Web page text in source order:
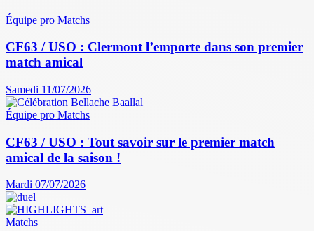
Équipe pro Matchs
CF63 / USO : Clermont l’emporte dans son premier
match amical
Samedi 11/07/2026
Équipe pro Matchs
CF63 / USO : Tout savoir sur le premier match
amical de la saison !
Mardi 07/07/2026
Matchs